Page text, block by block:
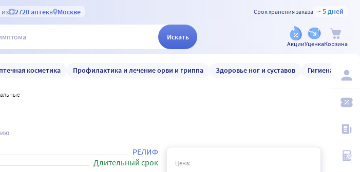
2720 аптекв Москве Срок хранения заказа ~ 5 дней
Искать
АкцииУценкаКорзина
косметика Профилактика и лечение орви и гриппа Здоровье ног и суставов Гигиена и уход
РЕЛИФ
Длительный срок Цена: